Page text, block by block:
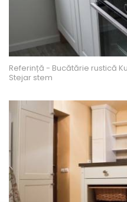
Referință - Bucătărie rustică
Stejar stem